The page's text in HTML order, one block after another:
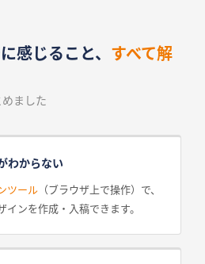
感じること、 すべて解
ました
わからない
ツール （ブラウザ上で操作）で、
インを作成・入稿できます。